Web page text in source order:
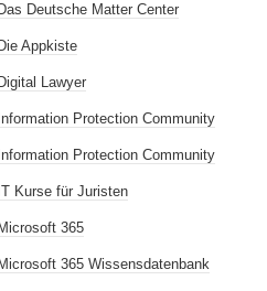
Das Deutsche Matter Center
Die Appkiste
Digital Lawyer
Information Protection Community
Information Protection Community
IT Kurse für Juristen
Microsoft 365
Microsoft 365 Wissensdatenbank